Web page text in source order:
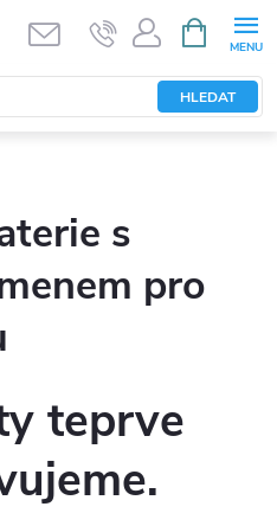
HLEDAT
NÁKUPNÍ
KOŠÍK
s
pro
teprve